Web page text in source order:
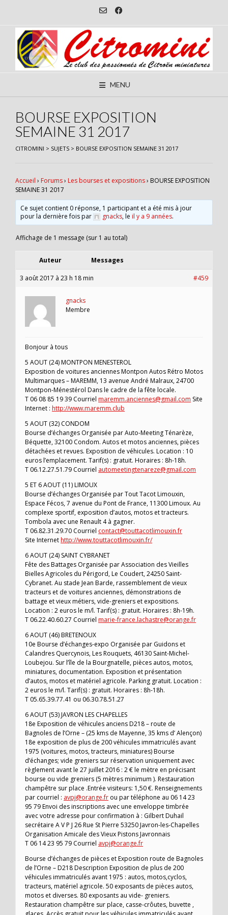
content
MENU
BOURSE EXPOSITION
SEMAINE 31 2017
CITROMINI > SUJETS > BOURSE EXPOSITION SEMAINE 31 2017
Accueil › Forums› Les bourses et expositions› BOURSE EXPOSITION
SEMAINE 31 2017
Ce sujet contient 0 réponse, 1 participant et a été mis à jour
pour la dernière fois par
gnacks, leil y a 9 années.
Affichage de 1 message (sur 1 au total)
Auteur Messages
3 août 2017 à 23 h 18 min #459
gnacks
Membre
Bonjour à tous
5 AOUT (24) MONTPON MENESTEROL
Exposition de voitures anciennes Montpon Autos Rétro Motos
Multimarques – MAREMM, 13 avenue André Malraux, 24700
Montpon-Ménestérol Dans le cadre de la fête locale.
T 06 08 85 19 39 Courriel maremm.anciennes@gmail.com Site
Internet : http://www.maremm.club
5 AOUT (32) CONDOM
Bourse d’échanges Organisée par Auto-Meeting Ténarèze,
Béquette, 32100 Condom. Autos et motos anciennes, pièces
détachées et revues. Exposition de véhicules. Location : 10
euros l’emplacement. Tarif(s) : gratuit. Horaires : 8h-18h.
T 06.12.27.51.79 Courriel automeetingtenareze@gmail.com
5 ET 6 AOUT (11) LIMOUX
Bourse d’échanges Organisée par Tout Tacot Limouxin,
Espace Fécos, 7 avenue du Pont de France, 11300 Limoux. Au
complexe sportif, exposition d’autos, motos et tracteurs.
Tombola avec une Renault 4 à gagner.
T 06.82.31.29.70 Courriel contact@touttacotlimouxin.fr
Site Internethttp://www.touttacotlimouxin.fr/
6 AOUT (24) SAINT CYBRANET
Fête des Battages Organisée par Association des Vieilles
Bielles Agricoles du Périgord, Le Coudert, 24250 Saint-
Cybranet. Au stade Jean Barde, rassemblement de vieux
tracteurs et de voitures anciennes, démonstrations de
battage et vieux métiers, vide-greniers et expositions.
Location : 2 euros le m/l. Tarif(s) : gratuit. Horaires : 8h-19h.
T 06.22.40.60.27 Courriel marie-france.lachastre@orange.fr
6 AOUT (46) BRETENOUX
10e Bourse d’échanges-expo Organisée par Guidons et
Calandres Quercynois, Les Rouquets, 46130 Saint-Michel-
Loubejou. Sur l’île de la Bourgnatelle, pièces autos, motos,
miniatures, documentation. Exposition et présentation
d’autos, motos et matériel agricole. Parking gratuit. Location :
2 euros le m/l. Tarif(s) : gratuit. Horaires : 8h-18h.
T 05.65.39.77.41 ou 06.30.78.51.27
6 AOUT (53) JAVRON LES CHAPELLES
18e Exposition de véhicules anciens D218 – route de
Bagnoles de l’Orne – (25 kms de Mayenne, 35 kms d’ Alençon)
18e exposition de plus de 200 véhicules immatriculés avant
1975 (voitures, motos, tracteurs, miniatures) Bourse
d’échanges; vide greniers sur réservation uniquement avec
règlement avant le 27 juillet 2016 : 2 € le mètre en précisant
bourse ou vide greniers (5 mètres minimum ). Restauration
champêtre sur place .Entrée visiteurs: 1,50 €. Renseignements
par courriel : avpj@orange.fr ou par téléphone au 06 14 23
95 79 Envoi des inscriptions avec une enveloppe timbrée
avec votre adresse pour confirmation à : Gilbert Duhail
secrétaire A V P J 26 Rue St Pierre 53250 Javron-les-Chapelles
Organisation Amicale des Vieux Pistons Javronnais
T 06 14 23 95 79 Courriel avpj@orange.fr
Bourse d’échanges de pièces et Exposition route de Bagnoles
de l’Orne – D218 Description Exposition de plus de 200
véhicules immatriculés avant 1975 : autos, motos,cyclos,
tracteurs, matériel agricole. 50 exposants de pièces autos,
motos et diverses. 80 exposants au vide- greniers.
Restauration champêtre sur place, casse-crôutes, buvette ,